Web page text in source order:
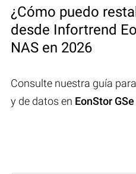
¿Cómo puedo
desde Infortrend
NAS en 2026
Consulte nuestra guía
y de datos en EonStor